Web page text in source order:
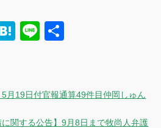
Facebook
Hatena
Line
5月19日付官報通算49件目仲岡しゅん
に関する公告】9月8日まで牧尚人弁護